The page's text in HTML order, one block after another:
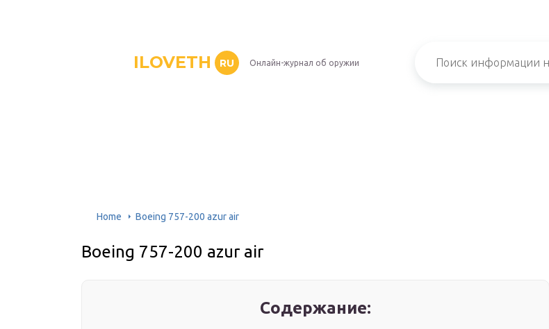
ILOVETH RU Онлайн-журнал об оружии
Home Boeing 757-200 azur air
Boeing 757-200 azur air
Содержание: